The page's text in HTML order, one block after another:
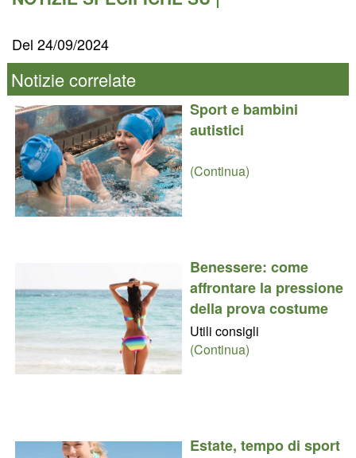
Del 24/09/2024
Notizie correlate
Sport e bambini
autistici
(Continua)
Benessere: come
affrontare la pressione
della prova costume
Utili consigli
(Continua)
Estate, tempo di sport